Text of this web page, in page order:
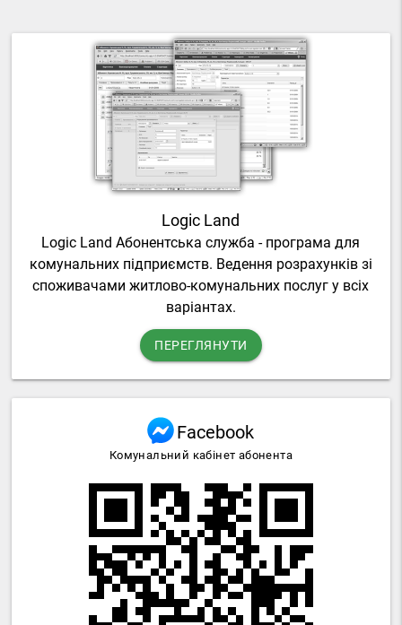
Logic Land
Logic Land Абонентська служба - програма для
комунальних підприємств. Ведення розрахунків зі
споживачами житлово-комунальних послуг у всіх
варіантах.
ПЕРЕГЛЯНУТИ
Facebook
Комунальний кабінет абонента